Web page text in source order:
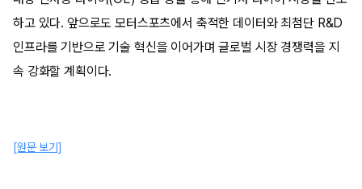
하고 있다. 앞으로도 모터스포츠에서 축적한 데이터와 최첨단 R&D
인프라를 기반으로 기술 혁신을 이어가며 글로벌 시장 경쟁력을 지
속 강화할 계획이다.
[원문 보기]